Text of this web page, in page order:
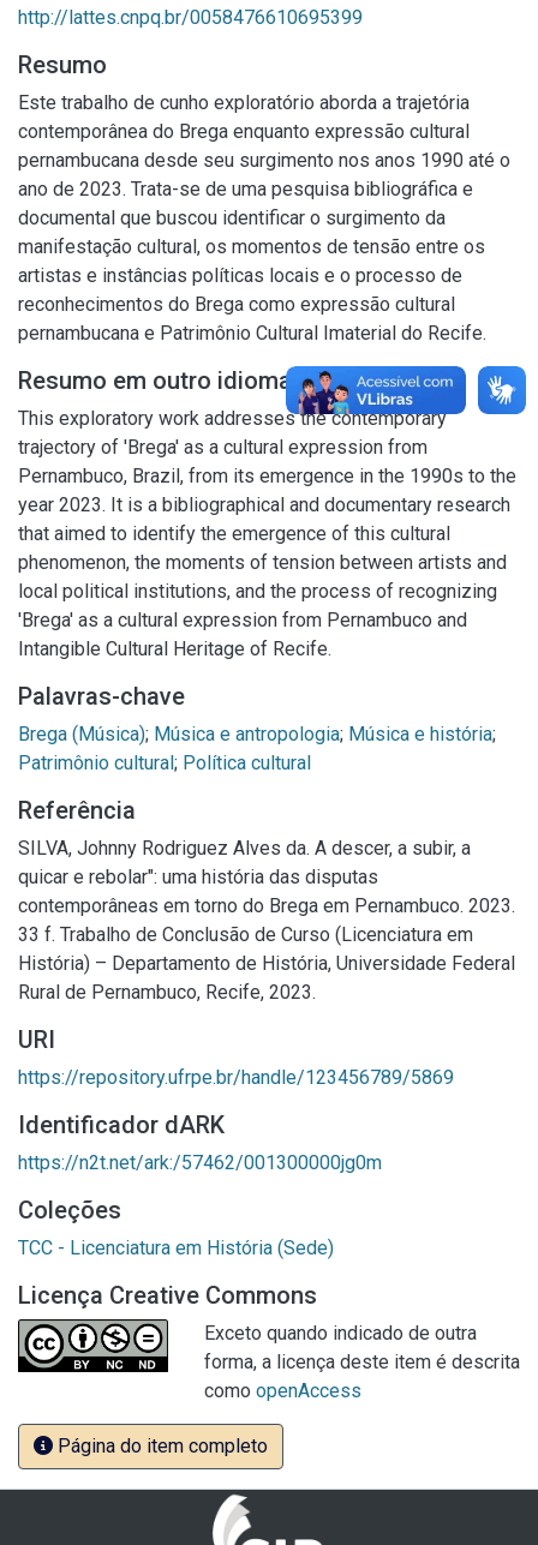
http://lattes.cnpq.br/0058476610695399
Resumo
Este trabalho de cunho exploratório aborda a trajetória
contemporânea do Brega enquanto expressão cultural
pernambucana desde seu surgimento nos anos 1990 até o
ano de 2023. Trata-se de uma pesquisa bibliográfica e
documental que buscou identificar o surgimento da
manifestação cultural, os momentos de tensão entre os
artistas e instâncias políticas locais e o processo de
reconhecimentos do Brega como expressão cultural
pernambucana e Patrimônio Cultural Imaterial do Recife.
Resumo em outro idioma
This exploratory work addresses the contemporary
trajectory of 'Brega' as a cultural expression from
Pernambuco, Brazil, from its emergence in the 1990s to the
year 2023. It is a bibliographical and documentary research
that aimed to identify the emergence of this cultural
phenomenon, the moments of tension between artists and
local political institutions, and the process of recognizing
'Brega' as a cultural expression from Pernambuco and
Intangible Cultural Heritage of Recife.
Palavras-chave
Brega (Música); Música e antropologia; Música e história;
Patrimônio cultural; Política cultural
Referência
SILVA, Johnny Rodriguez Alves da. A descer, a subir, a
quicar e rebolar": uma história das disputas
contemporâneas em torno do Brega em Pernambuco. 2023.
33 f. Trabalho de Conclusão de Curso (Licenciatura em
História) – Departamento de História, Universidade Federal
Rural de Pernambuco, Recife, 2023.
URI
https://repository.ufrpe.br/handle/123456789/5869
Identificador dARK
https://n2t.net/ark:/57462/001300000jg0m
Coleções
TCC - Licenciatura em História (Sede)
Licença Creative Commons
Exceto quando indicado de outra
forma, a licença deste item é descrita
como openAccess
Página do item completo